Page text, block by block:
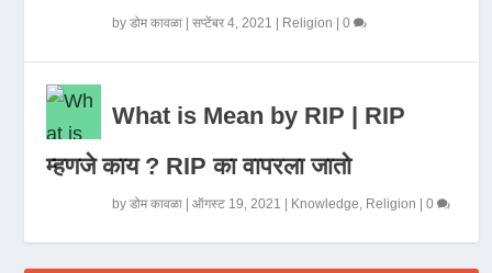
byडोम कावळा |सप्टेंबर 4, 2021 Religion |0
What is Mean by RIP | RIP
म्हणजे काय ? RIP का वापरला जातो
byडोम कावळा |ऑगस्ट 19, 2021 Knowledge, Religion |0